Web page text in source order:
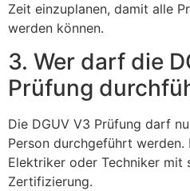
Zeit einzuplanen, damit alle
werden können.
3. Wer darf die
Prüfung
Die DGUV V3 Prüfung darf
Person durchgeführt werden.
Elektriker oder Techniker mit
Zertifizierung.